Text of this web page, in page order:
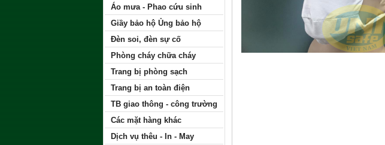
Áo mưa - Phao cứu sinh
Giầy bảo hộ Ủng bảo hộ
Đèn soi, đèn sự cố
Phòng cháy chữa cháy
Trang bị phòng sạch
Trang bị an toàn điện
TB giao thông - công trường
Các mặt hàng khác
Dịch vụ thêu - In - May